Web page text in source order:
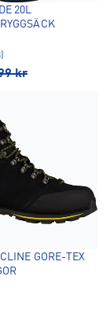
20L
kr
GORE-TEX